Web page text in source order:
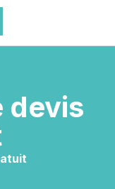
devis